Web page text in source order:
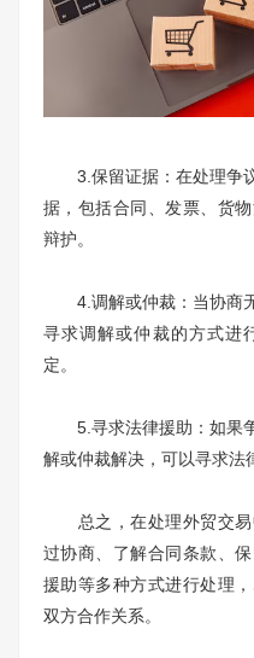
3.保留证据：在处理争议
据，包括合同、发票、货
辩护。
4.调解或仲裁：当协商无
寻求调解或仲裁的方式进
定。
5.寻求法律援助：如果争
解或仲裁解决，可以寻求法
总之，在处理外贸交易
过协商、了解合同条款、
援助等多种方式进行处理
双方合作关系。